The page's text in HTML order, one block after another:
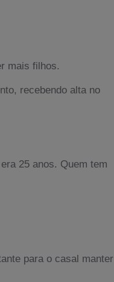
mais filhos.
recebendo alta no
25 anos. Quem tem
para o casal manter